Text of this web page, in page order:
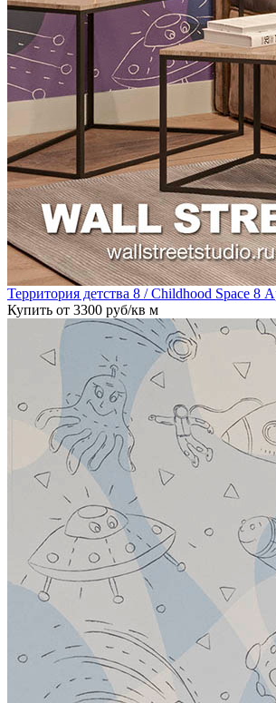
Территория детства 8 / Childhood Space 8
Купить от 3300 руб/кв м